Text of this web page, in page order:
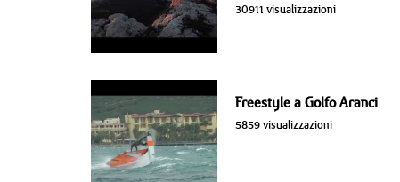
30911 visualizzazioni
Freestyle a Golfo Aranci
5859 visualizzazioni